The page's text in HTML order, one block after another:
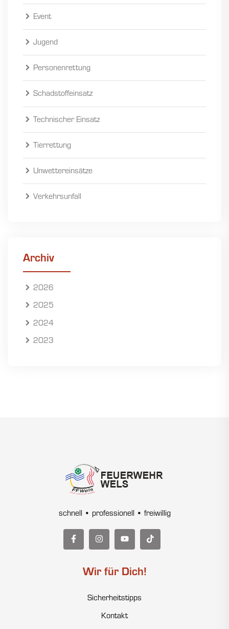
Event
Jugend
Personenrettung
Schadstoffeinsatz
Technischer Einsatz
Tierrettung
Unwettereinsätze
Verkehrsunfall
Archiv
2026
2025
2024
2023
schnell • professionell • freiwillig
Wir für Dich!
Sicherheitstipps
Kontakt